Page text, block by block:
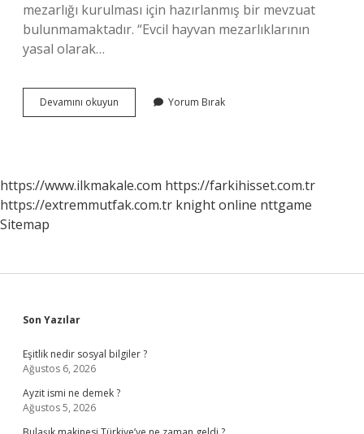
mezarlığı kurulması için hazırlanmış bir mevzuat
bulunmamaktadır. “Evcil hayvan mezarlıklarının
yasal olarak…
Devamını okuyun
Mezarlığı
Yorum Bırak
https://www.ilkmakale.com https://farkihisset.com.tr
https://extremmutfak.com.tr knight online nttgame
Sitemap
Sidebar
Son Yazılar
Eşitlik nedir sosyal bilgiler ?
Ağustos 6, 2026
Ayzit ismi ne demek ?
Ağustos 5, 2026